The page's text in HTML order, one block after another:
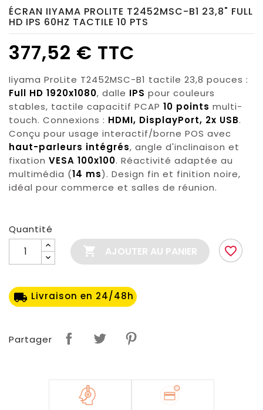
ÉCRAN IIYAMA PROLITE T2452MSC-B1 23,8" FULL
HD IPS 60HZ TACTILE 10 PTS
377,52 € TTC
Iiyama ProLite T2452MSC-B1 tactile 23,8 pouces :
Full HD 1920x1080, dalle IPS pour couleurs
stables, tactile capacitif PCAP 10 points multi-
touch. Connexions : HDMI, DisplayPort, 2x USB.
Conçu pour usage interactif/borne POS avec
haut-parleurs intégrés, angle d'inclinaison et
fixation VESA 100x100. Réactivité adaptée au
multimédia (14 ms). Design fin et finition noire,
idéal pour commerce et salles de réunion.
Quantité
 AJOUTER AU PANIER favorite_border
local_shipping Livraison en 24/48h
Partager